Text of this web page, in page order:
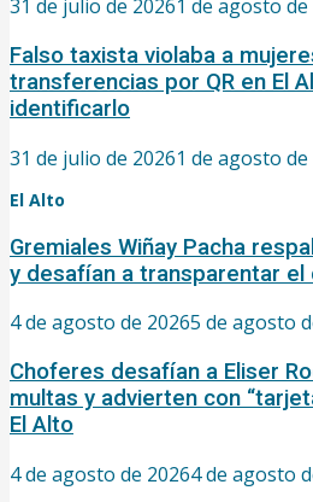
31 de julio de 20261 de agosto de
Falso taxista violaba a
transferencias por QR en El
identificarlo
31 de julio de 20261 de agosto de
El Alto
Gremiales Wiñay Pacha
y desafían a transparentar el
4 de agosto de 20265 de agosto
Choferes desafían a Eliser
multas y advierten con
El Alto
4 de agosto de 20264 de agosto